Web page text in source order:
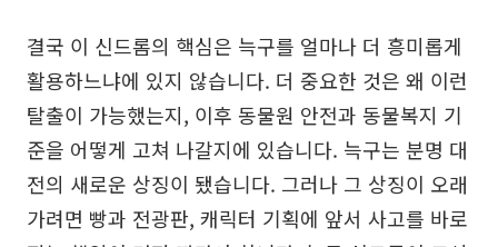
결국 이 신드롬의 핵심은 늑구를 얼마나 더 흥미롭게
활용하느냐에 있지 않습니다. 더 중요한 것은 왜 이런
탈출이 가능했는지, 이후 동물원 안전과 동물복지 기
준을 어떻게 고쳐 나갈지에 있습니다. 늑구는 분명 대
전의 새로운 상징이 됐습니다. 그러나 그 상징이 오래
가려면 빵과 전광판, 캐릭터 기획에 앞서 사고를 바로